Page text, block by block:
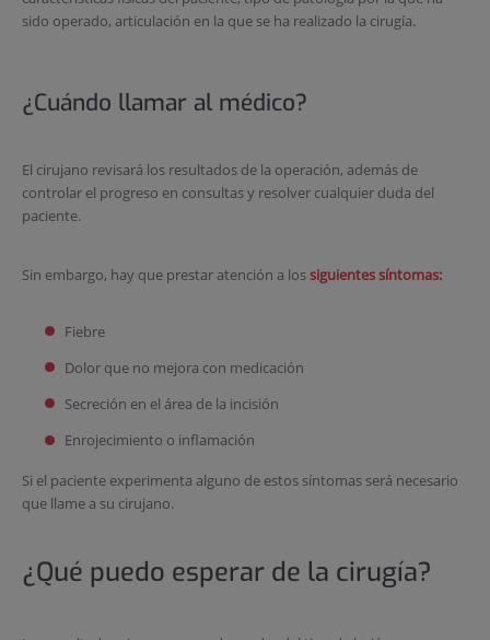
sido operado, articulación en la que se ha realizado la cirugía.
¿Cuándo llamar al médico?
El cirujano revisará los resultados de la operación, además de
controlar el progreso en consultas y resolver cualquier duda del
paciente.
Sin embargo, hay que prestar atención a lossiguientes síntomas:
Fiebre
Dolor que no mejora con medicación
Secreción en el área de la incisión
Enrojecimiento o inflamación
Si el paciente experimenta alguno de estos síntomas será necesario
que llame a su cirujano.
¿Qué puedo esperar de la cirugía?